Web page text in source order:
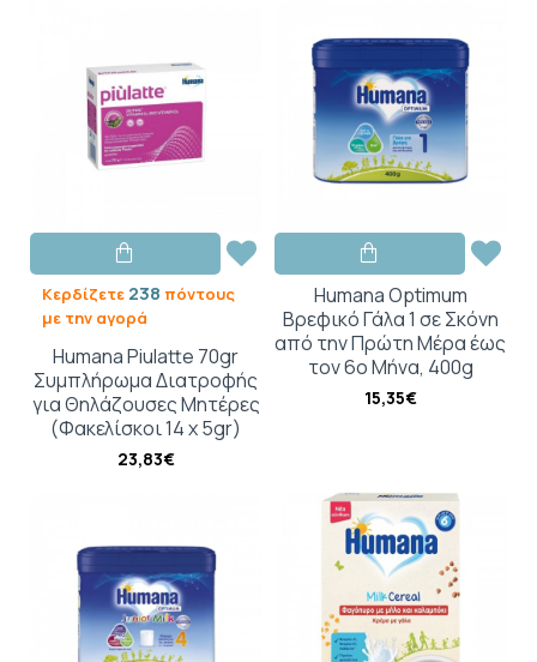
Κερδίζετε 238 πόντους
με την αγορά
Humana Piulatte 70gr
Συμπλήρωμα Διατροφής
για Θηλάζουσες Μητέρες
(Φακελίσκοι 14 x 5gr)
23,83€
Humana Optimum
Βρεφικό Γάλα 1 σε Σκόνη
από την Πρώτη Μέρα έως
τον 6ο Μήνα, 400g
15,35€